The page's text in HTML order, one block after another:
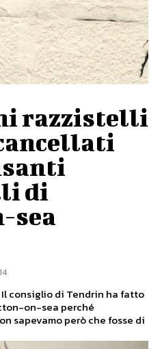
razzistelli
di
sea
Il consiglio di Tendrin ha fatto
on-sea perché